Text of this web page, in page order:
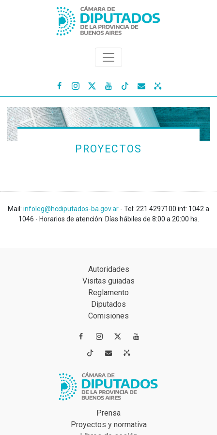
   
PROYECTOS
Mail: infoleg@hcdiputados-ba.gov.ar - Tel: 221 4297100 int: 1042 a
1046 - Horarios de atención: Días hábiles de 8:00 a 20:00 hs.
Autoridades
Visitas guiadas
Reglamento
Diputados
Comisiones
 
 
Prensa
Proyectos y normativa